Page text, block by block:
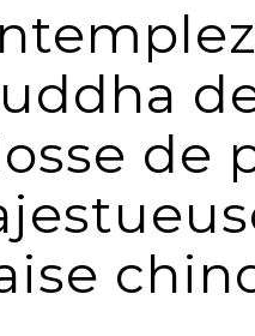
Twitter
Mentions Légales
Conditions Générales
de